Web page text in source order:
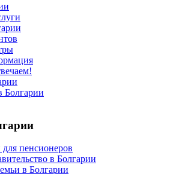
Болгарии
пенсионеров
в Болгарии
в Болгарии